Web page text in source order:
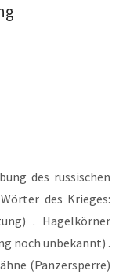
des rus­si­schen
des Krie­ges:
. Hagel­kör­ner
noch unbe­kannt) .
(Pan­zer­sper­re)